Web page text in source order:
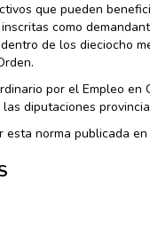
que pueden
como
de los dieciocho
por el Empleo
diputaciones
esta norma publicada